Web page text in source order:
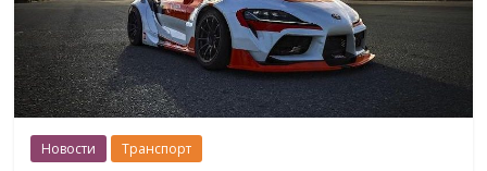
Новости Транспорт